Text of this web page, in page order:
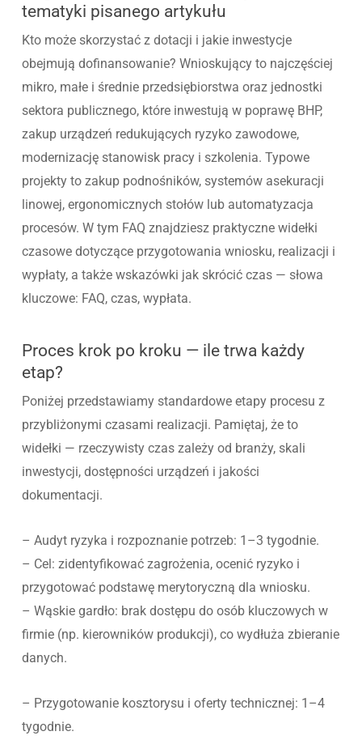
tematyki pisanego artykułu
Kto może skorzystać z dotacji i jakie inwestycje
obejmują dofinansowanie? Wnioskujący to najczęściej
mikro, małe i średnie przedsiębiorstwa oraz jednostki
sektora publicznego, które inwestują w poprawę BHP,
zakup urządzeń redukujących ryzyko zawodowe,
modernizację stanowisk pracy i szkolenia. Typowe
projekty to zakup podnośników, systemów asekuracji
linowej, ergonomicznych stołów lub automatyzacja
procesów. W tym FAQ znajdziesz praktyczne widełki
czasowe dotyczące przygotowania wniosku, realizacji i
wypłaty, a także wskazówki jak skrócić czas — słowa
kluczowe: FAQ, czas, wypłata.
Proces krok po kroku — ile trwa każdy
etap?
Poniżej przedstawiamy standardowe etapy procesu z
przybliżonymi czasami realizacji. Pamiętaj, że to
widełki — rzeczywisty czas zależy od branży, skali
inwestycji, dostępności urządzeń i jakości
dokumentacji.
– Audyt ryzyka i rozpoznanie potrzeb: 1–3 tygodnie.
– Cel: zidentyfikować zagrożenia, ocenić ryzyko i
przygotować podstawę merytoryczną dla wniosku.
– Wąskie gardło: brak dostępu do osób kluczowych w
firmie (np. kierowników produkcji), co wydłuża zbieranie
danych.
– Przygotowanie kosztorysu i oferty technicznej: 1–4
tygodnie.